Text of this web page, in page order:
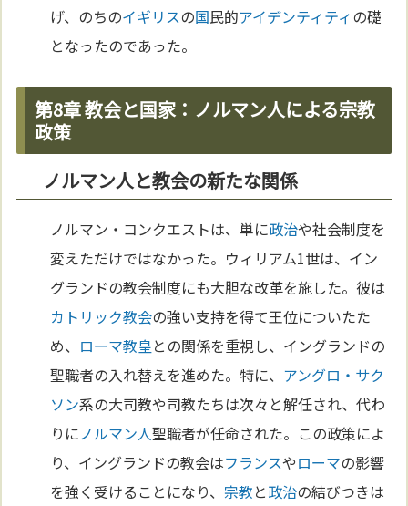
げ、のちのイギリスの国民的アイデンティティの礎
となったのであった。
第8章 教会と国家：ノルマン人による宗教
政策
ノルマン人と教会の新たな関係
ノルマン・コンクエストは、単に政治や社会制度を
変えただけではなかった。ウィリアム1世は、イン
グランドの教会制度にも大胆な改革を施した。彼は
カトリック教会の強い支持を得て王位についたた
め、 ローマ教皇との関係を重視し、イングランドの
聖職者の入れ替えを進めた。特に、 アングロ・サク
ソン系の大司教や司教たちは次々と解任され、代わ
りにノルマン人聖職者が任命された。この政策によ
り、イングランドの教会はフランスやローマの影響
を強く受けることになり、 宗教と政治の結びつきは